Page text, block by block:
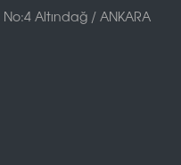
Altındağ / ANKARA